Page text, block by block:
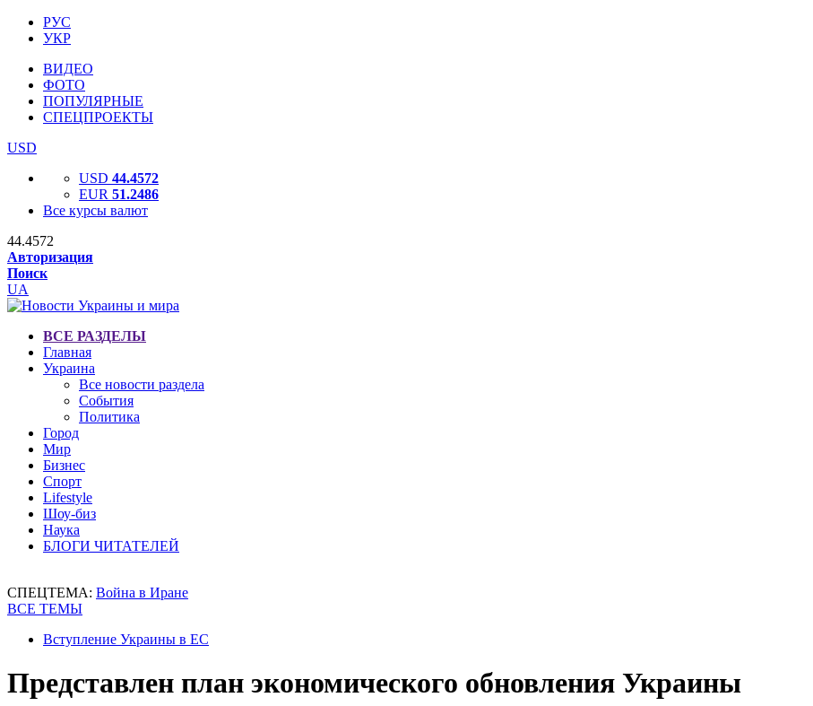
РУС
УКР
ВИДЕО
ФОТО
ПОПУЛЯРНЫЕ
СПЕЦПРОЕКТЫ
USD
USD 44.4572
EUR 51.2486
Все курсы валют
44.4572
Авторизация
Поиск
UA
ВСЕ РАЗДЕЛЫ
Главная
Украина
Все новости раздела
События
Политика
Город
Мир
Бизнес
Спорт
Lifestyle
Шоу-биз
Наука
БЛОГИ ЧИТАТЕЛЕЙ
СПЕЦТЕМА: Война в Иране
ВСЕ ТЕМЫ
Вступление Украины в ЕС
Представлен план экономического обновления Украины